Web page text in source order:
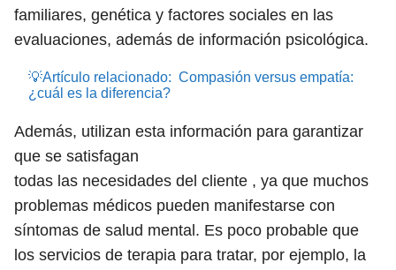
familiares, genética y factores sociales en las
evaluaciones, además de información psicológica.
💡Artículo relacionado: Compasión versus empatía:
¿cuál es la diferencia?
Además, utilizan esta información para garantizar
que se satisfagan
todas las necesidades del cliente , ya que muchos
problemas médicos pueden manifestarse con
síntomas de salud mental. Es poco probable que
los servicios de terapia para tratar, por ejemplo, la